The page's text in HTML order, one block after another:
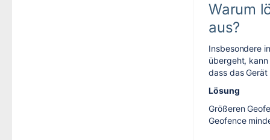
Warum
aus?
Insbesondere
übergeht,
dass das
Lösung
Größeren
Geofence